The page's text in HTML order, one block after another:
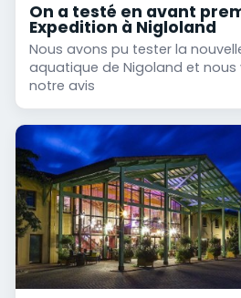
On a testé en avant
Expedition à Nigloland
Nous avons pu tester la
aquatique de Nigoland et
notre avis